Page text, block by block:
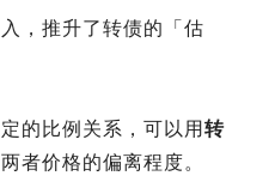
，推升了转债的「估
的比例关系，可以用 转
者价格的偏离程度。